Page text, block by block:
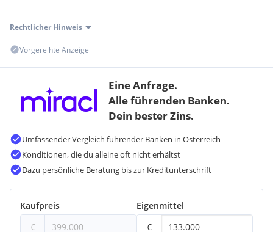
erwartet Sie!
Wo modernes Wohnen auf ländlichen Charme trifft.
Kontaktdaten:
Herr Jasarevic Edin
Mail:
Homepage:www.mein-immokontakt.at
Hinweis:
Kontaktdaten (Name, Adresse, Telefonnummer…) bearbeiten
können.
Rechtlicher Hinweis
Vorgereihte Anzeige
Eine Anfrage.
Alle führenden Banken.
Dein bester Zins.
Umfassender Vergleich führender Banken in Österreich
Konditionen, die du alleine oft nicht erhältst
Dazu persönliche Beratung bis zur Kreditunterschrift
Kaufpreis
€
Eigenmittel
€